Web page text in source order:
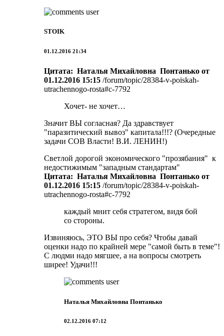
STOIK
01.12.2016 21:34
Цитата: Наталья Михайловна Понтанько от
01.12.2016 15:15 /forum/topic/28384-v-poiskah-
utrachennogo-rosta#c-7792
Хочет- не хочет…
Значит ВЫ согласная? Да здравствует
"паразитический вывоз" капитала!!!? (Очередные
задачи СОВ Власти! В.И. ЛЕНИН!)
Светлой дорогой экономического "прозябания" к
недостижимым "западным стандартам"
Цитата: Наталья Михайловна Понтанько от
01.12.2016 15:15 /forum/topic/28384-v-poiskah-
utrachennogo-rosta#c-7792
каждый мнит себя стратегом, видя бой
со стороны.
Извиняюсь, ЭТО ВЫ про себя? Чтобы давай
оценки надо по крайней мере "самой быть в теме"!
С людми надо мягшее, а на вопросы смотреть
ширее! Удачи!!!
Наталья Михайловна Понтанько
02.12.2016 07:12